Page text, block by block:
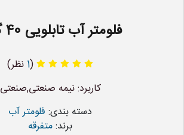
فلومتر آب تابلویی 40 گالن
(
1 نظر)
کاربرد: نیمه صنعتی,صنعتی
دسته بندی: فلومتر آب
برند:متفرقه